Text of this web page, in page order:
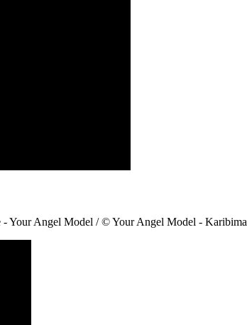
- Your Angel Model / © Your Angel Model -